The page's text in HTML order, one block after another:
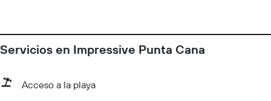
Servicios en Impressive Punta Cana
Acceso a la playa